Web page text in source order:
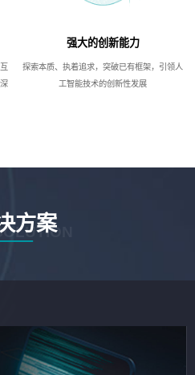
强大的创新能力
探索本质、执着追求，突破已有框架，引领人
工智能技术的创新性发展
方案